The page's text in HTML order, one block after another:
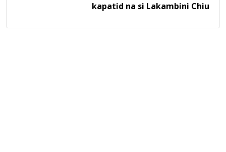
kapatid na si Lakambini Chiu